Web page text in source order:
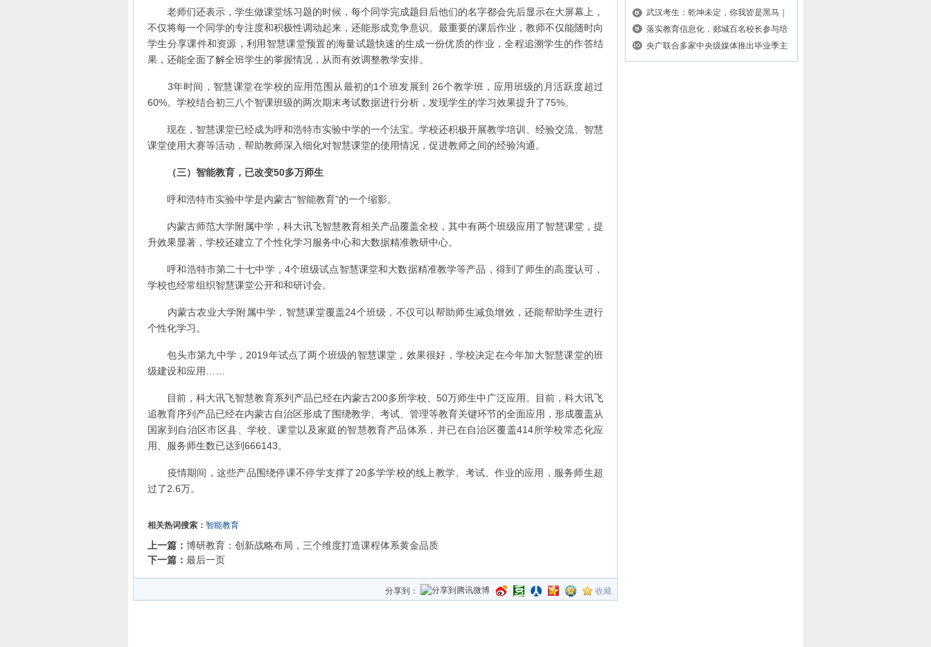
老师们还表示，学生做课堂练习题的时候，每个同学完成题目后他们的名字都会先后显示在大屏幕上，
不仅将每一个同学的专注度和积极性调动起来，还能形成竞争意识。最重要的课后作业，教师不仅能随时向
学生分享课件和资源，利用智慧课堂预置的海量试题快速的生成一份优质的作业，全程追溯学生的作答结
果，还能全面了解全班学生的掌握情况，从而有效调整教学安排。
3年时间，智慧课堂在学校的应用范围从最初的1个班发展到 26个教学班，应用班级的月活跃度超过
60%。学校结合初三八个智课班级的两次期末考试数据进行分析，发现学生的学习效果提升了75%。
现在，智慧课堂已经成为呼和浩特市实验中学的一个法宝。学校还积极开展教学培训、经验交流、智慧
课堂使用大赛等活动，帮助教师深入细化对智慧课堂的使用情况，促进教师之间的经验沟通。
（三）智能教育，已改变50多万师生
呼和浩特市实验中学是内蒙古“智能教育”的一个缩影。
内蒙古师范大学附属中学，科大讯飞智慧教育相关产品覆盖全校，其中有两个班级应用了智慧课堂，提
升效果显著，学校还建立了个性化学习服务中心和大数据精准教研中心。
呼和浩特市第二十七中学，4个班级试点智慧课堂和大数据精准教学等产品，得到了师生的高度认可，
学校也经常组织智慧课堂公开和和研讨会。
内蒙古农业大学附属中学，智慧课堂覆盖24个班级，不仅可以帮助师生减负增效，还能帮助学生进行
个性化学习。
包头市第九中学，2019年试点了两个班级的智慧课堂，效果很好，学校决定在今年加大智慧课堂的班
级建设和应用……
目前，科大讯飞智慧教育系列产品已经在内蒙古200多所学校、50万师生中广泛应用。目前，科大讯飞
追教育序列产品已经在内蒙古自治区形成了围绕教学、考试、管理等教育关键环节的全面应用，形成覆盖从
国家到自治区市区县、学校、课堂以及家庭的智慧教育产品体系，并已在自治区覆盖414所学校常态化应
用、服务师生数已达到666143。
疫情期间，这些产品围绕停课不停学支撑了20多学学校的线上教学、考试、作业的应用，服务师生超
过了2.6万。
相关热词搜索： 智能教育
上一篇： 博研教育：创新战略布局，三个维度打造课程体系黄金品质
下一篇： 最后一页
分享到： 收藏
武汉考生：乾坤未定，你我皆是黑马｜
作...
落实教育信息化，郯城百名校长参与培
训...
央广联合多家中央级媒体推出毕业季主
题...